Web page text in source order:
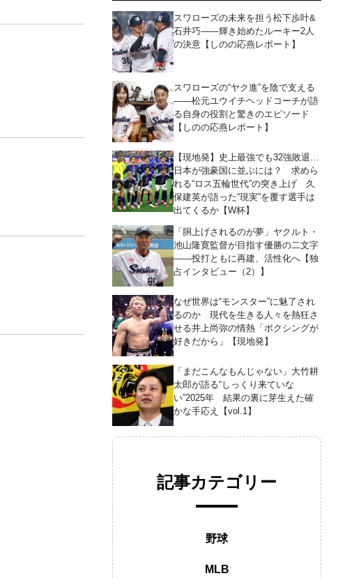
スワローズの未来を担う松下歩叶&
石井巧――輝き始めたルーキー2人
の決意【しのの応燕レポート】
スワローズの“ヤク進”を陰で支える
――松元ユウイチヘッドコーチが語
る自身の役割と驚きのエピソード
【しのの応燕レポート】
【現地発】史上最強でも32強敗退…
日本が強豪国に並ぶには？ 求めら
れる“ロス五輪世代”の突き上げ 久
保建英が語った“現実”を覆す選手は
出てくるか【W杯】
「胴上げされるのが夢」ヤクルト・
池山隆寛監督が目指す優勝の二文字
――投打ともに再建、活性化へ【独
占インタビュー（2）】
なぜ世界は“モンスター”に魅了され
るのか 現代を生きる人々を熱狂さ
せる井上尚弥の情熱「ボクシングが
好きだから」【現地発】
「まだこんなもんじゃない」大竹耕
太郎が語る“しっくり来ていな
い”2025年 結果の裏に芽生えた確
かな手応え【vol.1】
記事カテゴリー
野球
MLB